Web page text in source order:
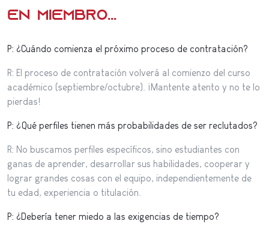
en miembro...
P: ¿Cuándo comienza el próximo proceso de contratación?
R: El proceso de contratación volverá al comienzo del curso
académico (septiembre/octubre). ¡Mantente atento y no te lo
pierdas!
P: ¿Qué perfiles tienen más probabilidades de ser reclutados?
R: No buscamos perfiles específicos, sino estudiantes con
ganas de aprender, desarrollar sus habilidades, cooperar y
lograr grandes cosas con el equipo, independientemente de
tu edad, experiencia o titulación.
P: ¿Debería tener miedo a las exigencias de tiempo?